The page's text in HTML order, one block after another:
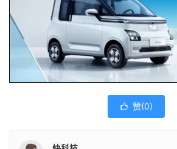
 赞(0)